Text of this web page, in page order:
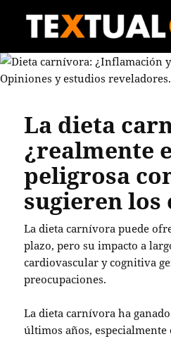
TEXTUAL
La dieta
¿realmente
peligrosa
sugieren los
La dieta carnívora puede
plazo, pero su impacto a
cardiovascular y cognitiva
preocupaciones.
La dieta carnívora ha
últimos años,